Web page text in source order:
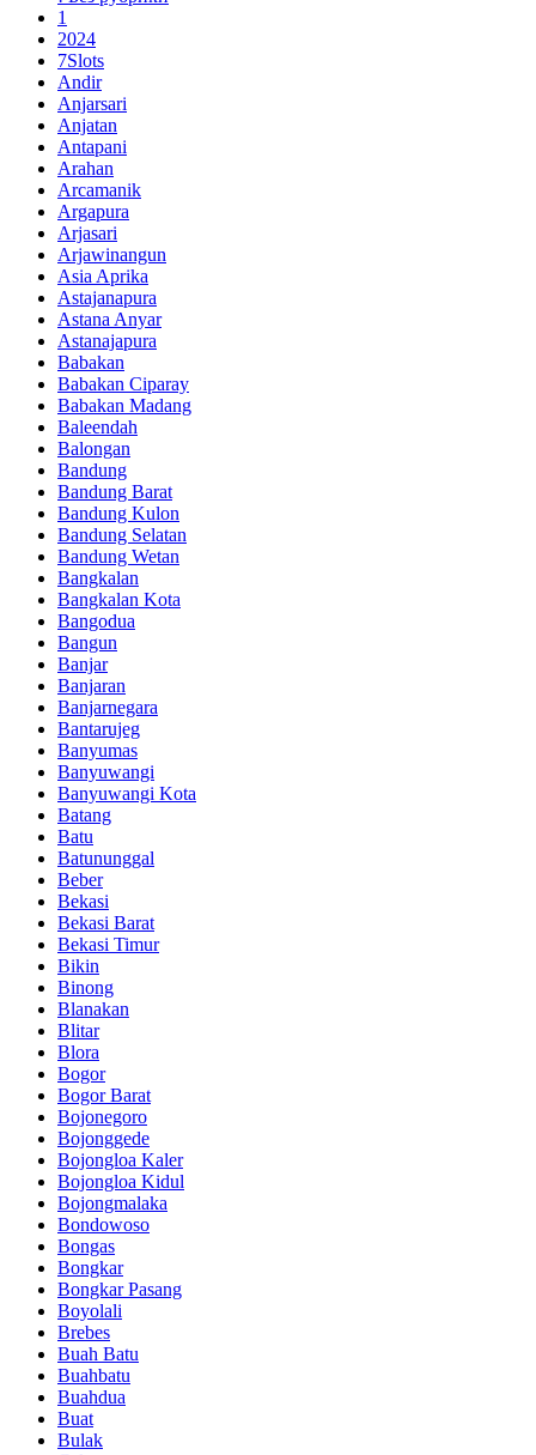
1
2024
7Slots
Andir
Anjarsari
Anjatan
Antapani
Arahan
Arcamanik
Argapura
Arjasari
Arjawinangun
Asia Aprika
Astajanapura
Astana Anyar
Astanajapura
Babakan
Babakan Ciparay
Babakan Madang
Baleendah
Balongan
Bandung
Bandung Barat
Bandung Kulon
Bandung Selatan
Bandung Wetan
Bangkalan
Bangkalan Kota
Bangodua
Bangun
Banjar
Banjaran
Banjarnegara
Bantarujeg
Banyumas
Banyuwangi
Banyuwangi Kota
Batang
Batu
Batununggal
Beber
Bekasi
Bekasi Barat
Bekasi Timur
Bikin
Binong
Blanakan
Blitar
Blora
Bogor
Bogor Barat
Bojonegoro
Bojonggede
Bojongloa Kaler
Bojongloa Kidul
Bojongmalaka
Bondowoso
Bongas
Bongkar
Bongkar Pasang
Boyolali
Brebes
Buah Batu
Buahbatu
Buahdua
Buat
Bulak